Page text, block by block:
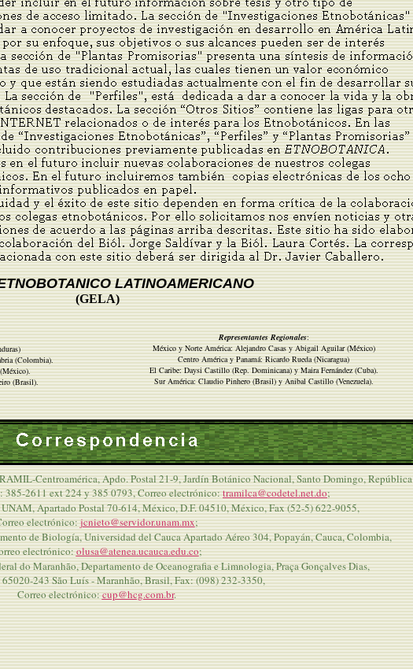
LATINOAMERICANO
(GELA)
Representantes Regionales:
México y Norte América: Alejandro Casas y Abigail Aguilar (México)
Centro América y Panamá: Ricardo Rueda (Nicaragua)
El Caribe: Daysi Castillo (Rep. Dominicana) y Maira Fernández (Cuba).
Sur América: Claudio Pinhero (Brasil) y Anibal Castillo (Venezuela).
(Colombia).
(Brasil).
Centroamérica, Apdo. Postal 21-9, Jardín Botánico Nacional, Santo Domingo, República
385-2611 ext 224 y 385 0793, Correo electrónico:tramilca@codetel.net.do;
Apartado Postal 70-614, México, D.F. 04510, México, Fax (52-5) 622-9055,
electrónico:jcnieto@servidor.unam.mx;
de Biología, Universidad del Cauca Apartado Aéreo 304, Popayán, Cauca, Colombia,
electrónico:olusa@atenea.ucauca.edu.co;
do Maranhão, Departamento de Oceanografia e Limnologia, Praça Gonçalves Dias,
243 São Luís - Maranhão, Brasil, Fax: (098) 232-3350,
Correo electrónico:cup@hcg.com.br.